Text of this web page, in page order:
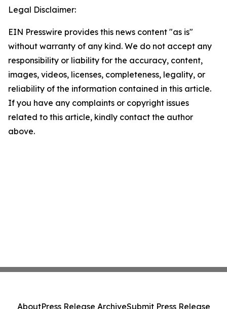
Legal Disclaimer:
EIN Presswire provides this news content "as is"
without warranty of any kind. We do not accept any
responsibility or liability for the accuracy, content,
images, videos, licenses, completeness, legality, or
reliability of the information contained in this article.
If you have any complaints or copyright issues
related to this article, kindly contact the author
above.
AboutPress Release ArchiveSubmit Press Release